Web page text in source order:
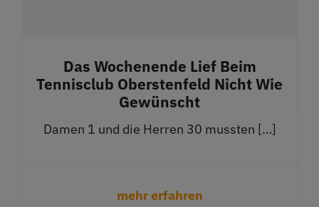
Das Wochenende Lief Beim
Tennisclub Oberstenfeld Nicht Wie
Gewünscht
Damen 1 und die Herren 30 mussten […]
mehr erfahren